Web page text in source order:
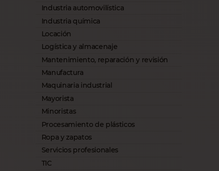
Industria automovilística
Industria química
Locación
Logística y almacenaje
Mantenimiento, reparación y revisión
Manufactura
Maquinaria industrial
Mayorista
Minoristas
Procesamiento de plásticos
Ropa y zapatos
Servicios profesionales
TIC